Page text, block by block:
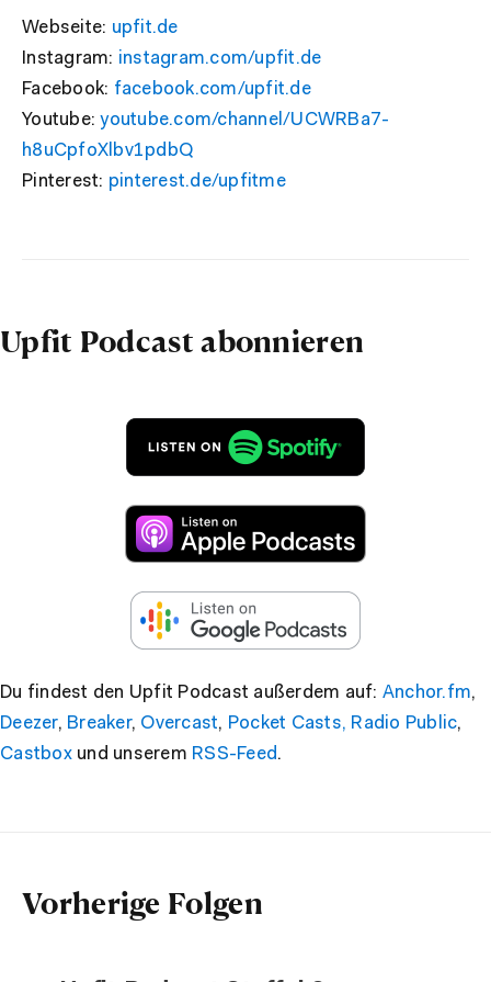
Webseite: upfit.de
Instagram: instagram.com/upfit.de
Facebook: facebook.com/upfit.de
Youtube:youtube.com/channel/UCWRBa7-
h8uCpfoXlbv1pdbQ
Pinterest: pinterest.de/upfitme
Upfit Podcast abonnieren
Du findest den Upfit Podcast außerdem auf: Anchor.fm,
Deezer, Breaker, Overcast, Pocket Casts, Radio Public,
Castboxund unserem RSS-Feed.
Vorherige Folgen